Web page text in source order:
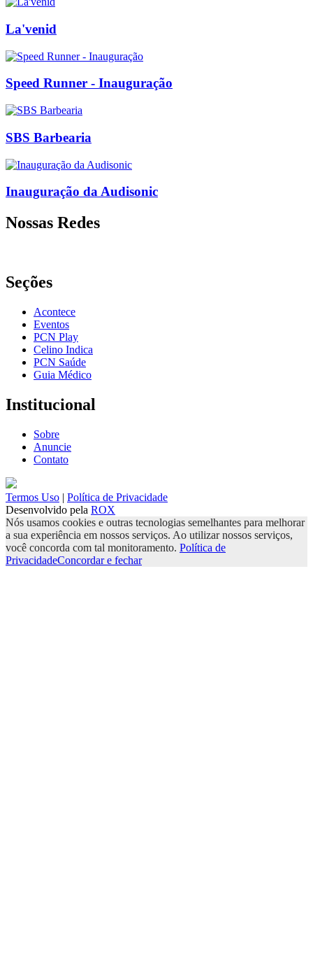
La'venid
Speed Runner - Inauguração
SBS Barbearia
Inauguração da Audisonic
Nossas Redes
Seções
Acontece
Eventos
PCN Play
Celino Indica
PCN Saúde
Guia Médico
Institucional
Sobre
Anuncie
Contato
Termos Uso | Política de Privacidade
Desenvolvido pela ROX
Nós usamos cookies e outras tecnologias semelhantes para melhorar
a sua experiência em nossos serviços. Ao utilizar nossos serviços,
você concorda com tal monitoramento. Política de
PrivacidadeConcordar e fechar